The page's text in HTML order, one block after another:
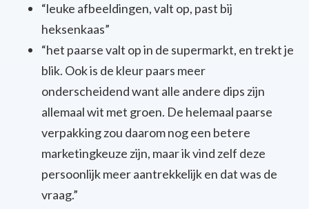
“leuke afbeeldingen,valt op, past bij
heksenkaas”
“het paarsevalt op in de supermarkt, entrektje
blik. Ookis de kleurpaars meer
onderscheidendwant alle andere dips zijn
allemaalwit met groen. De helemaal paarse
verpakkingzou daaromnogeen betere
marketingkeuze zijn, maarikvind zelf deze
persoonlijkmeeraantrekkelijken datwas de
vraag.”